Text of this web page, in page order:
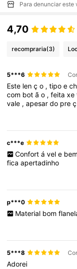
Para denunciar este
4,70
recompraria(3)
5***6
Este lenço ,tipoe
com botão ,feitaxe
vale ,apesardo pre
c***e
Confort á vel e bem
ficaapertadinho
p***0
Material bom
5***8
Adorei